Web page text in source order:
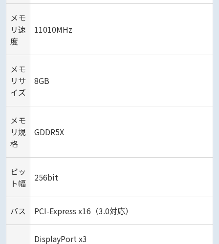
メモ
リ速
度
11010MHz
メモ
リサ
イズ
8GB
メモ
リ規
格
GDDR5X
ビッ
ト幅
256bit
バス PCI-Express x16（3.0対応）
DisplayPort x3